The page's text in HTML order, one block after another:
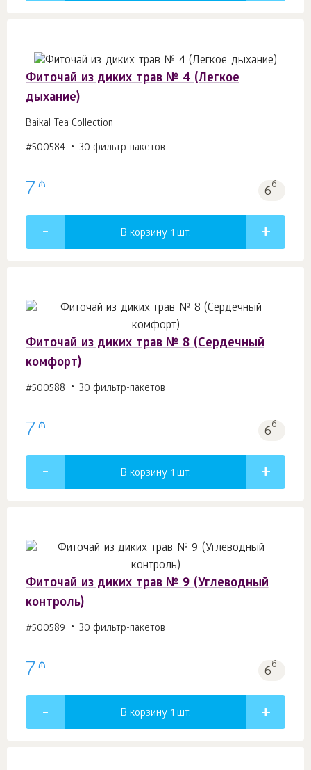
Фиточай из диких трав № 4 (Легкое
дыхание)
Baikal Tea Collection
#500584 30 фильтр-пакетов
7 ₼ 6б.
В корзину 1 шт.
Фиточай из диких трав № 8 (Сердечный
комфорт)
#500588 30 фильтр-пакетов
7 ₼ 6б.
В корзину 1 шт.
Фиточай из диких трав № 9 (Углеводный
контроль)
#500589 30 фильтр-пакетов
7 ₼ 6б.
В корзину 1 шт.